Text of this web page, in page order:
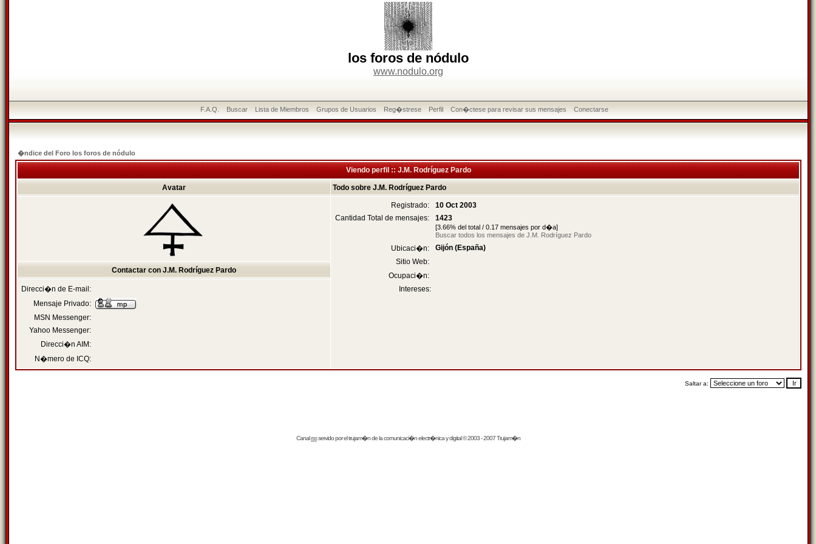
los foros de nódulo
www.nodulo.org
F.A.Q. Buscar Lista de Miembros Grupos de Usuarios Reg�strese Perfil Con�ctese para revisar sus mensajes Conectarse
�ndice del Foro los foros de nódulo
Viendo perfil :: J.M. Rodríguez Pardo
Avatar Todo sobre J.M. Rodríguez Pardo
Registrado:
10 Oct 2003
Cantidad Total de mensajes:
1423
[3.66% del total / 0.17 mensajes por d�a]
Buscar todos los mensajes de J.M. Rodríguez Pardo
Ubicaci�n:
Gijón (España)
Sitio Web:
Ocupaci�n:
Intereses:
Contactar con J.M. Rodríguez Pardo
Direcci�n de E-mail:
Mensaje Privado:
MSN Messenger:
Yahoo Messenger:
Direcci�n AIM:
N�mero de ICQ:
Saltar a:
Canalrssservido por eltrujam�nde la comunicaci�n electr�nica y digital © 2003 - 2007 Trujam�n